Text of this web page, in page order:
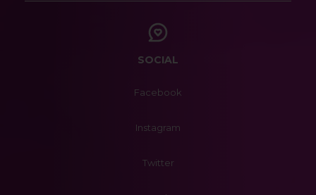
SOCIAL
Facebook
Instagram
Twitter